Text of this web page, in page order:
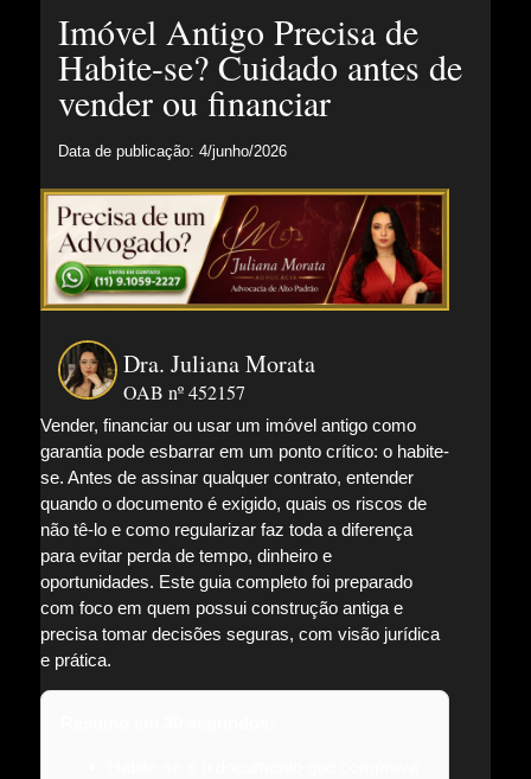
Imóvel Antigo Precisa de
Habite-se? Cuidado antes de
vender ou financiar
Data de publicação: 4/junho/2026
Dra. Juliana Morata
OAB nº 452157
Vender, financiar ou usar um imóvel antigo como
garantia pode esbarrar em um ponto crítico: o habite-
se. Antes de assinar qualquer contrato, entender
quando o documento é exigido, quais os riscos de
não tê-lo e como regularizar faz toda a diferença
para evitar perda de tempo, dinheiro e
oportunidades. Este guia completo foi preparado
com foco em quem possui construção antiga e
precisa tomar decisões seguras, com visão jurídica
e prática.